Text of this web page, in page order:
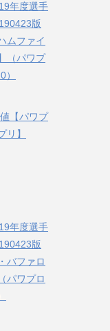
年度選手
版
ムファイ
（パワプ
【パワプ
リ】
年度選手
版
バファロ
パワプロ